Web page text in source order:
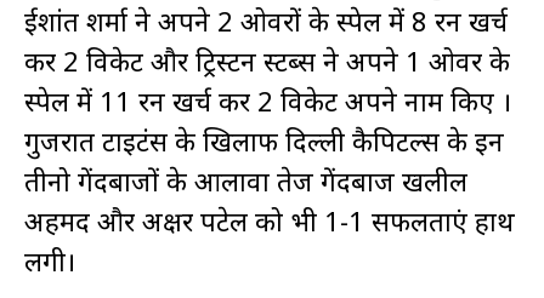
ईशांत शर्मा ने अपने 2 ओवरों के स्पेल में 8 रन खर्च
कर 2 विकेट और ट्रिस्टन स्टब्स ने अपने 1 ओवर के
स्पेल में 11 रन खर्च कर 2 विकेट अपने नाम किए ।
गुजरात टाइटंस के खिलाफ दिल्ली कैपिटल्स के इन
तीनो गेंदबाजों के आलावा तेज गेंदबाज खलील
अहमद और अक्षर पटेल को भी 1-1 सफलताएं हाथ
लगी।